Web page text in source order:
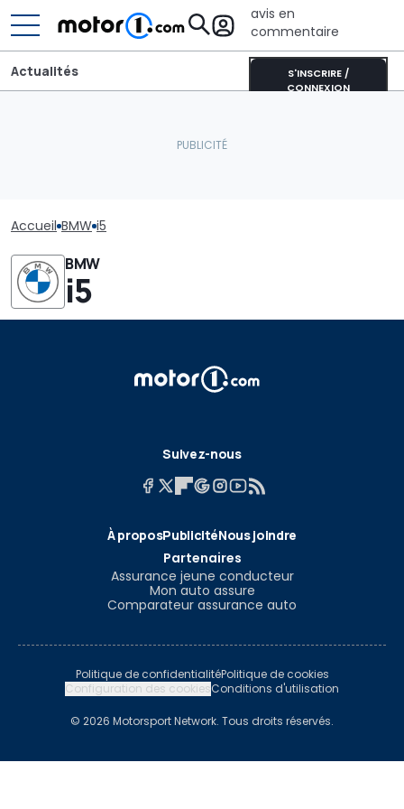
avis en
commentaire
S'INSCRIRE /
CONNEXION
Actualités
Accueil BMW i5
BMW
i5
Suivez-nous
À proposPublicitéNous joindre
Partenaires
Assurance jeune conducteur
Mon auto assure
Comparateur assurance auto
Politique de confidentialitéPolitique de cookies
Configuration des cookiesConditions d'utilisation
© 2026 Motorsport Network. Tous droits réservés.